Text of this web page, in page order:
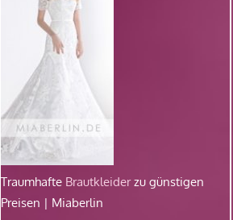
Traumhafte Brautkleiderzu günstigen
Preisen | Miaberlin